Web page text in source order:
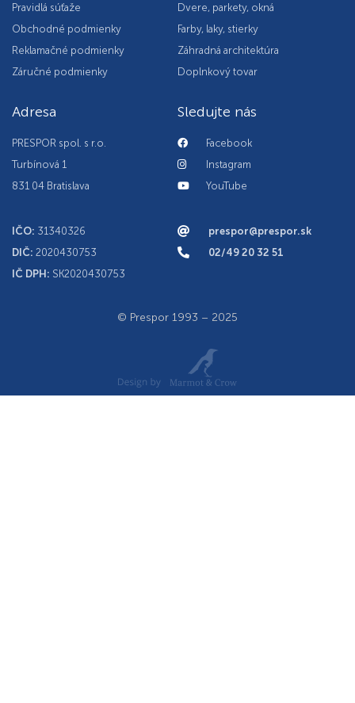
Pravidlá súťaže
Obchodné podmienky
Reklamačné podmienky
Záručné podmienky
Dvere, parkety, okná
Farby, laky, stierky
Záhradná architektúra
Doplnkový tovar
Adresa
PRESPOR spol. s r.o.
Turbínová 1
831 04 Bratislava
IČO: 31340326
DIČ: 2020430753
IČ DPH: SK2020430753
Sledujte nás
Facebook
Instagram
YouTube
prespor@prespor.sk
02/49 20 32 51
© Prespor 1993 – 2025